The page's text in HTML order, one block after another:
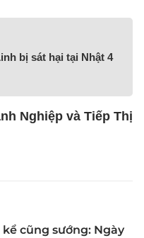
bị sát hại tại Nhật 4
Nghiệp và Tiếp Thị
cũng sướng: Ngày